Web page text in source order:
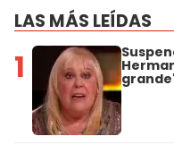
LAS MÁS LEÍDAS
1